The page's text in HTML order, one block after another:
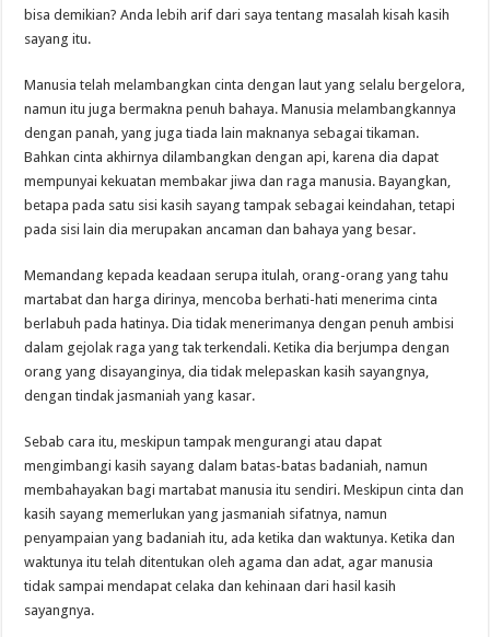
bisa demikian? Anda lebih arif dari saya tentang masalah kisah kasih
sayang itu.
Manusia telah melambangkan cinta dengan laut yang selalu bergelora,
namun itu juga bermakna penuh bahaya. Manusia melambangkannya
dengan panah, yang juga tiada lain maknanya sebagai tikaman.
Bahkan cinta akhirnya dilambangkan dengan api, karena dia dapat
mempunyai kekuatan membakar jiwa dan raga manusia. Bayangkan,
betapa pada satu sisi kasih sayang tampak sebagai keindahan, tetapi
pada sisi lain dia merupakan ancaman dan bahaya yang besar.
Memandang kepada keadaan serupa itulah, orang-orang yang tahu
martabat dan harga dirinya, mencoba berhati-hati menerima cinta
berlabuh pada hatinya. Dia tidak menerimanya dengan penuh ambisi
dalam gejolak raga yang tak terkendali. Ketika dia berjumpa dengan
orang yang disayanginya, dia tidak melepaskan kasih sayangnya,
dengan tindak jasmaniah yang kasar.
Sebab cara itu, meskipun tampak mengurangi atau dapat
mengimbangi kasih sayang dalam batas-batas badaniah, namun
membahayakan bagi martabat manusia itu sendiri. Meskipun cinta dan
kasih sayang memerlukan yang jasmaniah sifatnya, namun
penyampaian yang badaniah itu, ada ketika dan waktunya. Ketika dan
waktunya itu telah ditentukan oleh agama dan adat, agar manusia
tidak sampai mendapat celaka dan kehinaan dari hasil kasih
sayangnya.